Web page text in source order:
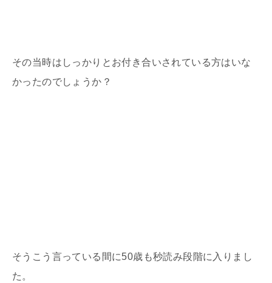
その当時はしっかりとお付き合いされている方はいな
かったのでしょうか？
そうこう言っている間に50歳も秒読み段階に入りまし
た。